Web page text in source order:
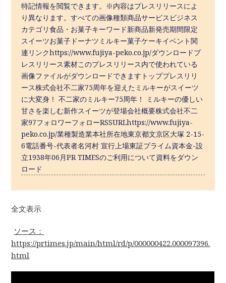
特記情報を閲覧できます。※内容はプレスリリースによ
り異なります。すべての画像種類商品サービスビジネス
カテゴリ食品・お菓子キーワード新商品新発売期間限定
スイーツお菓子ドーナツミルキー菓子ケーキイベント関
連リンクhttps://www.fujiya-peko.co.jp/ダウンロードプ
レスリリース素材このプレスリリース内で使われている
画像ファイルがダウンロードできますトッププレスリリ
ース株式会社不二家75周年を迎えたミルキーがスイーツ
に大変身！ 不二家のミルキー75周年！ ミルキーの優しい
甘さを楽しむ新作スイーツが登場会社概要株式会社不二
家97フォロワーフォローRSSURLhttps://www.fujiya-
peko.co.jp/業種製造業本社所在地東京都文京区大塚 2-15-
6電話番号-代表者名河村 宣行上場東証プライム資本金-設
立1938年06月PR TIMESのご利用について資料をダウン
ロード
全文表示
ソース：
https://prtimes.jp/main/html/rd/p/000000422.000097396.
html